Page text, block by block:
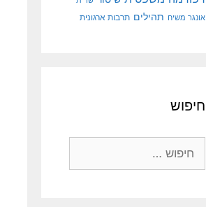
אונגר משיח תהילים תרבות ארגונית
חיפוש